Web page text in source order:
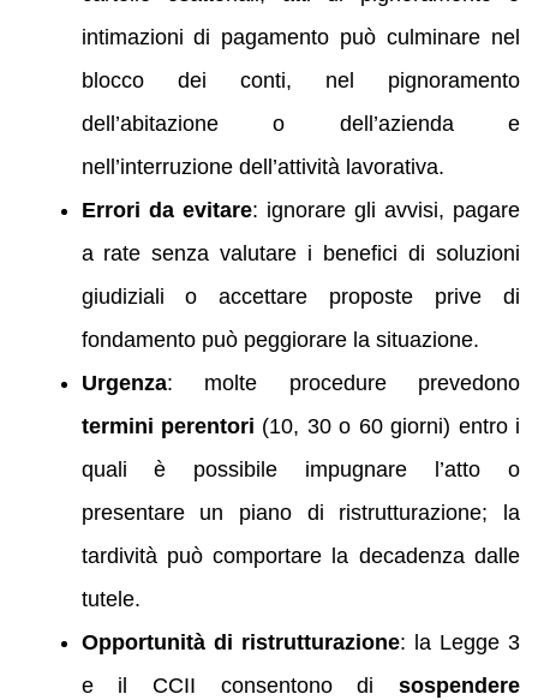
intimazioni di pagamento può culminare nel
blocco dei conti, nel pignoramento
dell’abitazione o dell’azienda e
nell’interruzione dell’attività lavorativa.
Errori da evitare: ignorare gli avvisi, pagare
a rate senza valutare i benefici di soluzioni
giudiziali o accettare proposte prive di
fondamento può peggiorare la situazione.
Urgenza: molte procedure prevedono
termini perentori (10, 30 o 60 giorni) entro i
quali è possibile impugnare l’atto o
presentare un piano di ristrutturazione; la
tardività può comportare la decadenza dalle
tutele.
Opportunità di ristrutturazione: la Legge 3
e il CCII consentono di sospendere